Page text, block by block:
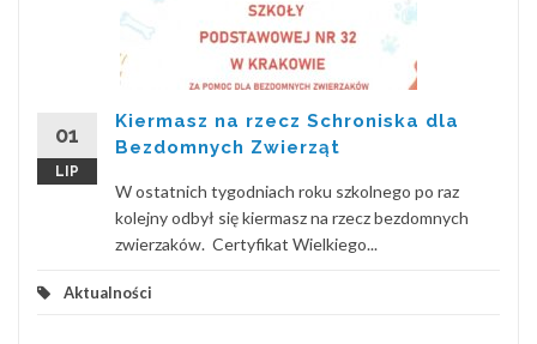
01
LIP
Kiermasz na rzecz Schroniska dla
Bezdomnych Zwierząt
W ostatnich tygodniach roku szkolnego po raz
kolejny odbył się kiermasz na rzecz bezdomnych
zwierzaków. Certyfikat Wielkiego...
Aktualności